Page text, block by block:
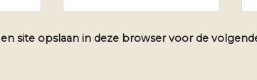
site opslaan in deze browser voor de